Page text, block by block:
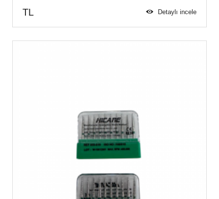
TL Detaylı incele